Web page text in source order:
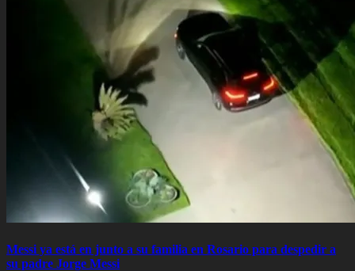
Messi ya está en junto a su familia en Rosario para despedir a
su padre Jorge Messi